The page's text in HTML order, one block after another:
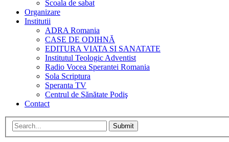
Scoala de sabat
Organizare
Institutii
ADRA Romania
CASE DE ODIHNĂ
EDITURA VIATA SI SANATATE
Institutul Teologic Adventist
Radio Vocea Sperantei Romania
Sola Scriptura
Speranta TV
Centrul de Sănătate Podiş
Contact
Submit